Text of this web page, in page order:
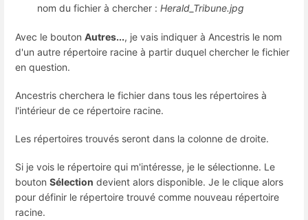
nom du fichier à chercher : Herald_Tribune.jpg
Avec le bouton Autres..., je vais indiquer à Ancestris le nom
d'un autre répertoire racine à partir duquel chercher le fichier
en question.
Ancestris cherchera le fichier dans tous les répertoires à
l'intérieur de ce répertoire racine.
Les répertoires trouvés seront dans la colonne de droite.
Si je vois le répertoire qui m'intéresse, je le sélectionne. Le
bouton Sélection devient alors disponible. Je le clique alors
pour définir le répertoire trouvé comme nouveau répertoire
racine.